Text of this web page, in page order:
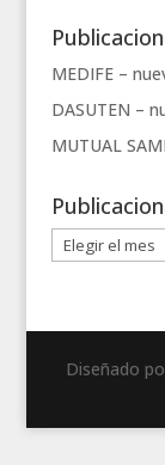
MEDIFE –
DASUTEN –
MUTUAL
Publicaciones
por
Diseñado